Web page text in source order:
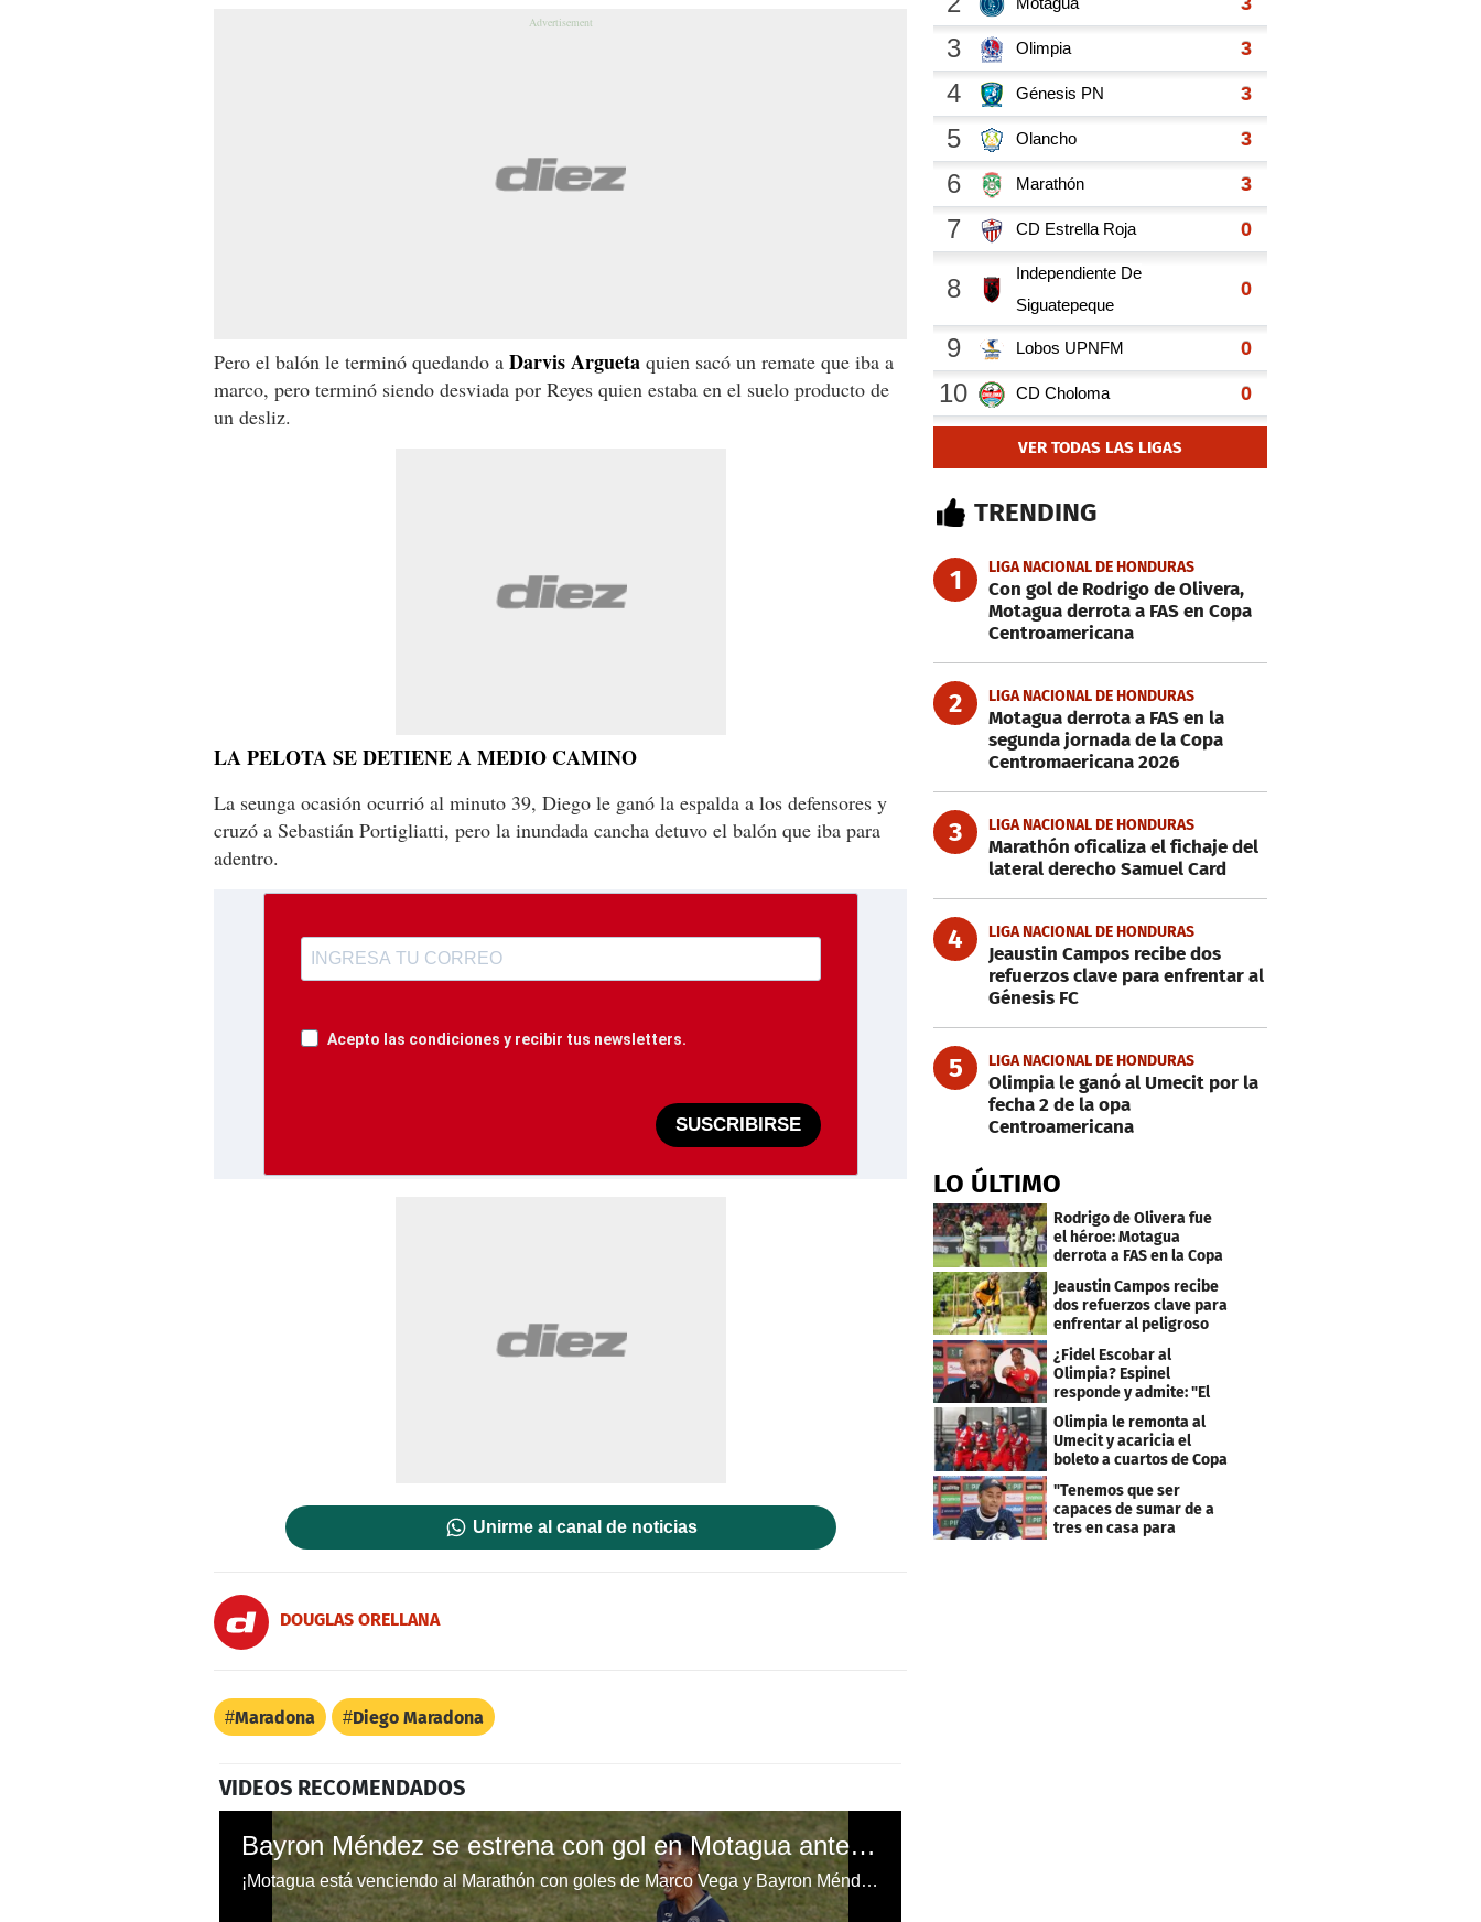
Pero el balón le terminó quedando a Darvis Argueta quien sacó un remate que iba a
marco, pero terminó siendo desviada por Reyes quien estaba en el suelo producto de
un desliz.
LA PELOTA SE DETIENE A MEDIO CAMINO
La seunga ocasión ocurrió al minuto 39, Diego le ganó la espalda a los defensores y
cruzó a Sebastián Portigliatti, pero la inundada cancha detuvo el balón que iba para
adentro.
Acepto las condiciones y recibir tus newsletters.
SUSCRIBIRSE
Unirme al canal de noticias
DOUGLAS ORELLANA
Maradona Diego Maradona
VIDEOS RECOMENDADOS
Bayron Méndez se estrena con gol en Motagua ante Marathón
¡Motagua está venciendo al Marathón con goles de Marco Vega y Bayron Méndez!
VER TODAS LAS LIGAS
TRENDING
1 LIGA NACIONAL DE HONDURAS
Con gol de Rodrigo de Olivera,
Motagua derrota a FAS en Copa
Centroamericana
2 LIGA NACIONAL DE HONDURAS
Motagua derrota a FAS en la
segunda jornada de la Copa
Centromaericana 2026
3 LIGA NACIONAL DE HONDURAS
Marathón oficaliza el fichaje del
lateral derecho Samuel Card
4 LIGA NACIONAL DE HONDURAS
Jeaustin Campos recibe dos
refuerzos clave para enfrentar al
Génesis FC
5 LIGA NACIONAL DE HONDURAS
Olimpia le ganó al Umecit por la
fecha 2 de la opa
Centroamericana
LO ÚLTIMO
Rodrigo de Olivera fue
el héroe: Motagua
derrota a FAS en la Copa
Centroamericana
Jeaustin Campos recibe
dos refuerzos clave para
enfrentar al peligroso
Génesis FC
¿Fidel Escobar al
Olimpia? Espinel
responde y admite: "El
resultado fue corto"
Olimpia le remonta al
Umecit y acaricia el
boleto a cuartos de Copa
"Tenemos que ser
capaces de sumar de a
tres en casa para